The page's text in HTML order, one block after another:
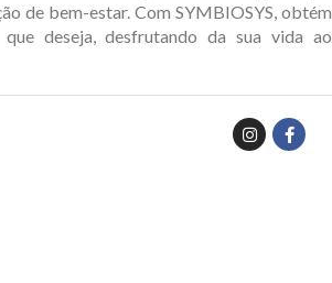
de bem-estar. Com SYMBIOSYS, obtém
deseja, desfrutando da sua vida ao